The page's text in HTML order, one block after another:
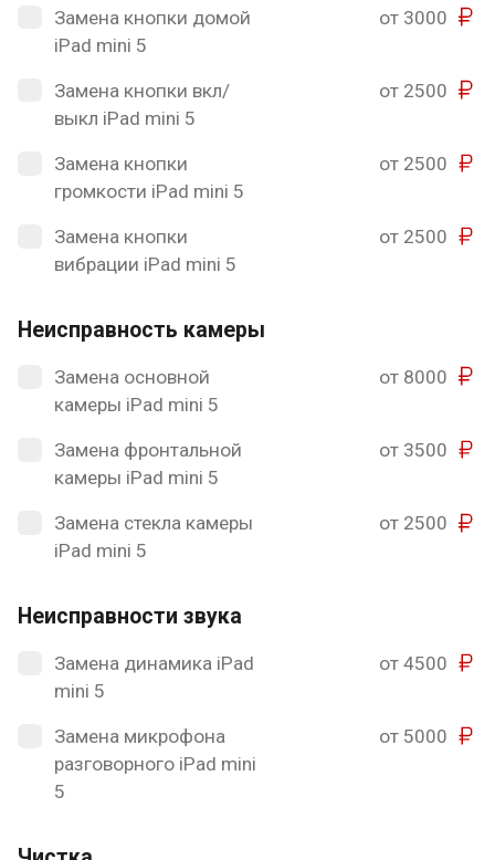
Замена кнопки домой
iPad mini 5
от 3000
Замена кнопки вкл/
выкл iPad mini 5
от 2500
Замена кнопки
громкости iPad mini 5
от 2500
Замена кнопки
вибрации iPad mini 5
от 2500
Неисправность камеры
Замена основной
камеры iPad mini 5
от 8000
Замена фронтальной
камеры iPad mini 5
от 3500
Замена стекла камеры
iPad mini 5
от 2500
Неисправности звука
Замена динамика iPad
mini 5
от 4500
Замена микрофона
разговорного iPad mini
5
от 5000